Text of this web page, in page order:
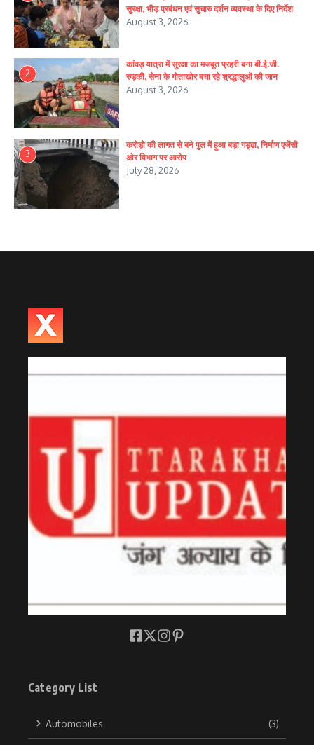
सुरक्षा, भीड़ प्रबंधन एवं सुचारु दर्शन व्यवस्था के दिए निर्देश
August 3, 2026
2
कांवड़ यात्रा में सुरक्षा का मजबूत प्रहरी बना बी.ई.जी.
रुड़की, सेना के गोताखोर बचा रहे श्रद्धालुओं की जान
August 3, 2026
3
करोड़ो की लागत से बने पुल में हुआ बड़ा गड्ढा, निर्माण एजेंसी
ओर विभाग पर आरोप
July 28, 2026
Category List
Automobiles (3)